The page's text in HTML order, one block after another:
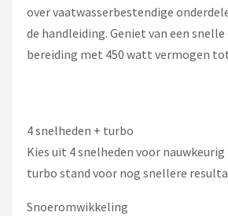
over vaatwasserbestendige
de handleiding. Geniet van een snelle
bereiding met 450 watt vermogen
4 snelheden + turbo
Kies uit 4 snelheden voor nauwkeurig
turbo stand voor nog snellere
Snoeromwikkeling